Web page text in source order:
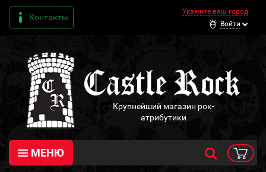
Контакты
Укажите ваш город
Войти
Крупнейший магазин рок-
атрибутики
МЕНЮ